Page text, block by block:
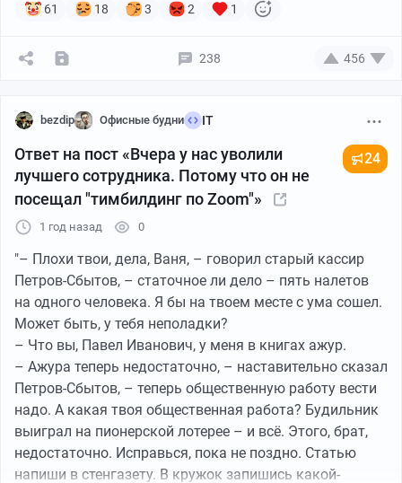
нужно объяснять, какие бредовые требования иногда
фантазии их безграничны!
эротическое заместителя директора. Могла ли я
зарегистрирована ли я на госуслугах? Да, могла.
Хотела ли я? Нет. Жалею ли я? Ни о чем не жалею!
Тётя, надо сказать, оказалась злопамятная и как
только представилась возможность уволить меня
воспользоваться. Тащемта, я не первая, таких
несогласных за пару лет уволено не меньше 50
человек. Это не прогульщики, не тупорезы, а
специалисты, много лет работавшие в учреждении,
знающие специфику и т.п. Вот такой эффективный
менеджмент.
Upd: стоило добавить в начале поста, что тс - чсвшная
белая богатая женщина в декрет ном отпуске 😅
Справедливости ради, отмечу, что мой отдел
61 18 3 2 1
238 456
bezdip Офисные будни IT
Ответ на пост «Вчера у нас уволили
лучшего сотрудника. Потому что он не
посещал "тимбилдинг по Zoom"»
24
1 год назад 0
"– Плохи твои, дела, Ваня, – говорил старый кассир
Петров-Сбытов, – статочное ли дело – пять налетов
на одного человека. Я бы на твоем месте с ума сошел.
Может быть, у тебя неполадки?
– Что вы, Павел Иванович, у меня в книгах ажур.
– Ажура теперь недостаточно, – наставительно сказал
Петров-Сбытов, – теперь общественную работу вести
надо. А какая твоя общественная работа? Будильник
выиграл на пионерской лотерее – и всё. Этого, брат,
недостаточно. Исправься, пока не поздно. Статью
напиши в стенгазету. В кружок запишись какой-